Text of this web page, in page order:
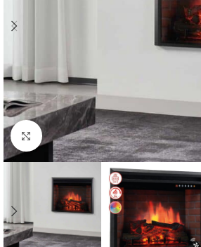
Click to enlarge